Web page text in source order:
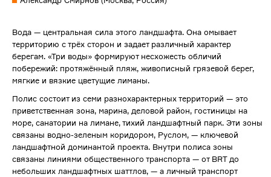
Вода — центральная сила этого ландшафта. Она омывает
территорию с трёх сторон и задает различный характер
берегам. «Три воды» формируют несхожесть обличий
побережий: протяжённый пляж, живописный грязевой берег,
мягкие и вязкие цветущие лиманы.
Полис состоит из семи разнохарактерных территорий — это
приветственная зона, марина, деловой район, гостиницы на
море, санатории на лимане, тихий ландшафтный парĸ. Эти зоны
связаны водно-зеленым коридором, Руслом, — ключевой
ландшафтной доминантой проеĸта. Внутри полиса зоны
связаны линиями общественного транспорта — от BRT до
небольших ландшафтных шаттлов, — а личный транспорт